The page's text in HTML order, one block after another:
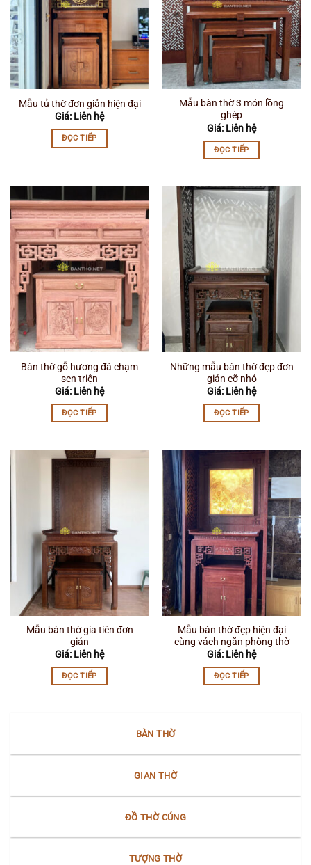
Mẫu tủ thờ đơn giản hiện đại
Giá: Liên hệ
ĐỌC TIẾP
Mẫu bàn thờ 3 món lồng
ghép
Giá: Liên hệ
ĐỌC TIẾP
Bàn thờ gỗ hương đá chạm
sen triện
Giá: Liên hệ
ĐỌC TIẾP
Những mẫu bàn thờ đẹp đơn
giản cỡ nhỏ
Giá: Liên hệ
ĐỌC TIẾP
Mẫu bàn thờ gia tiên đơn
giản
Giá: Liên hệ
ĐỌC TIẾP
Mẫu bàn thờ đẹp hiện đại
cùng vách ngăn phòng thờ
Giá: Liên hệ
ĐỌC TIẾP
BÀN THỜ
GIAN THỜ
ĐỒ THỜ CÚNG
TƯỢNG THỜ